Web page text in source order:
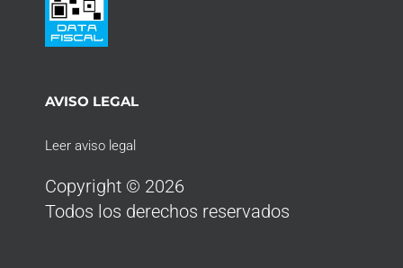
AVISO LEGAL
Leer aviso legal
Copyright © 2026
Todos los derechos reservados